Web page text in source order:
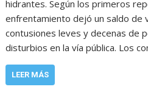
hidrantes. Según los primeros
enfrentamiento dejó un saldo de
contusiones leves y decenas de
disturbios en la vía pública. Los
LEER MÁS